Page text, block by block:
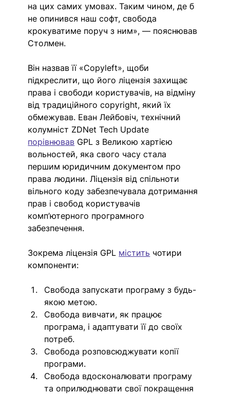
на цих самих умовах. Таким чином, де б
не опинився наш софт, свобода
крокуватиме поруч з ним», — пояснював
Столмен.
Він назвав її «Copyleft», щоби
підкреслити, що його ліцензія захищає
права і свободи користувачів, на відміну
від традиційного copyright, який їх
обмежував. Еван Лейбовіч, технічний
колумніст ZDNet Tech Update
порівнював GPL з Великою хартією
вольностей, яка свого часу стала
першим юридичним документом про
права людини. Ліцензія від спільноти
вільного коду забезпечувала дотримання
прав і свобод користувачів
комп’ютерного програмного
забезпечення.
Зокрема ліцензія GPL містить чотири
компоненти:
Свобода запускати програму з будь-
якою метою.
Свобода вивчати, як працює
програма, і адаптувати її до своїх
потреб.
Свобода розповсюджувати копії
програми.
Свобода вдосконалювати програму
та оприлюднювати свої покращення